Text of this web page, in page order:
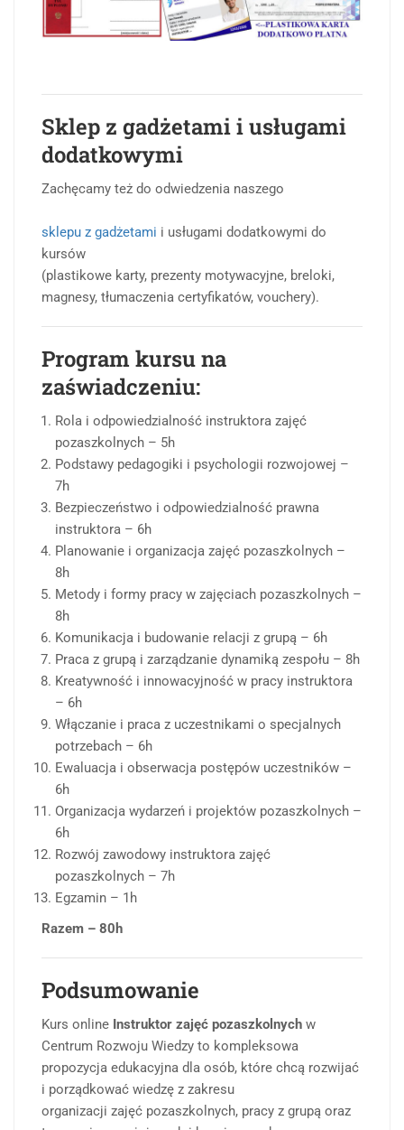
Sklep z gadżetami i usługami
dodatkowymi
Zachęcamy też do odwiedzenia naszego
sklepu z gadżetami i usługami dodatkowymi do
kursów
(plastikowe karty, prezenty motywacyjne, breloki,
magnesy, tłumaczenia certyfikatów, vouchery).
Program kursu na
zaświadczeniu:
Rola i odpowiedzialność instruktora zajęć
pozaszkolnych – 5h
Podstawy pedagogiki i psychologii rozwojowej –
7h
Bezpieczeństwo i odpowiedzialność prawna
instruktora – 6h
Planowanie i organizacja zajęć pozaszkolnych –
8h
Metody i formy pracy w zajęciach pozaszkolnych –
8h
Komunikacja i budowanie relacji z grupą – 6h
Praca z grupą i zarządzanie dynamiką zespołu – 8h
Kreatywność i innowacyjność w pracy instruktora
– 6h
Włączanie i praca z uczestnikami o specjalnych
potrzebach – 6h
Ewaluacja i obserwacja postępów uczestników –
6h
Organizacja wydarzeń i projektów pozaszkolnych –
6h
Rozwój zawodowy instruktora zajęć
pozaszkolnych – 7h
Egzamin – 1h
Razem – 80h
Podsumowanie
Kurs online Instruktor zajęć pozaszkolnych w
Centrum Rozwoju Wiedzy to kompleksowa
propozycja edukacyjna dla osób, które chcą rozwijać
i porządkować wiedzę z zakresu
organizacji zajęć pozaszkolnych, pracy z grupą oraz